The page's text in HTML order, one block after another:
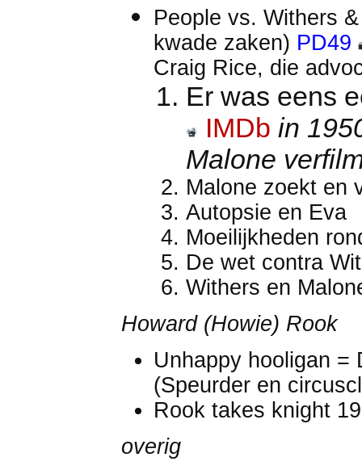
People vs. Withers
kwade zaken) PD49
Craig Rice, die
Er was eens
IMDb in
Malone
Malone zoekt en
Autopsie en Eva
Moeilijkheden
De wet contra
Withers en
Howard (Howie) Rook
Unhappy hooligan =
(Speurder en
Rook takes knight
overig